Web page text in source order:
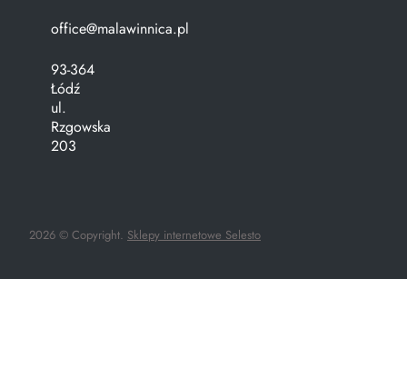
office@malawinnica.pl
93-364
Łódź
ul.
Rzgowska
203
2026 © Copyright. Sklepy internetowe Selesto